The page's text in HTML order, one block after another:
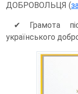
ДОБРОВОЛЬЦЯ (
✔ Грамота
українського